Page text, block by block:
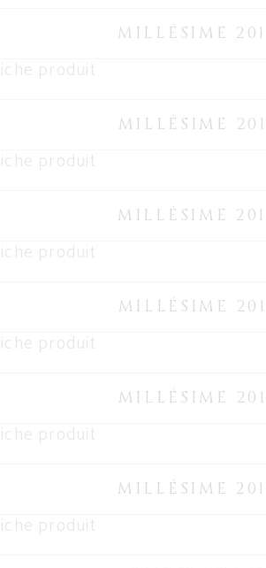
MILLÉSIME
produit
MILLÉSIME
produit
MILLÉSIME
produit
MILLÉSIME
produit
MILLÉSIME
produit
MILLÉSIME
produit